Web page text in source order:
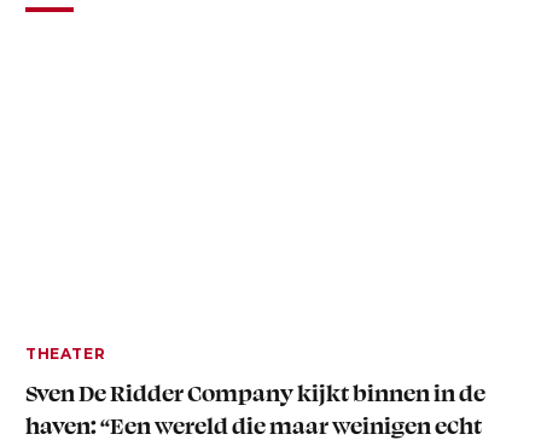
THEATER
Sven De Ridder Company kijkt binnen in de
haven: “Een wereld die maar weinigen echt